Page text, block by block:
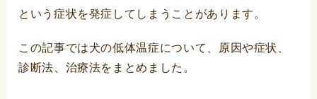
という症状を発症してしまうことがあります。
この記事では犬の低体温症について、原因や症状、
診断法、治療法をまとめました。